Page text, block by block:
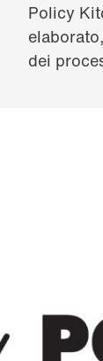
Policy
dei